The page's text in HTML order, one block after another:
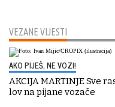
VEZANE VIJESTI
AKO PIJEŠ, NE VOZI!
AKCIJA MARTINJE Sve
lov na pijane vozače